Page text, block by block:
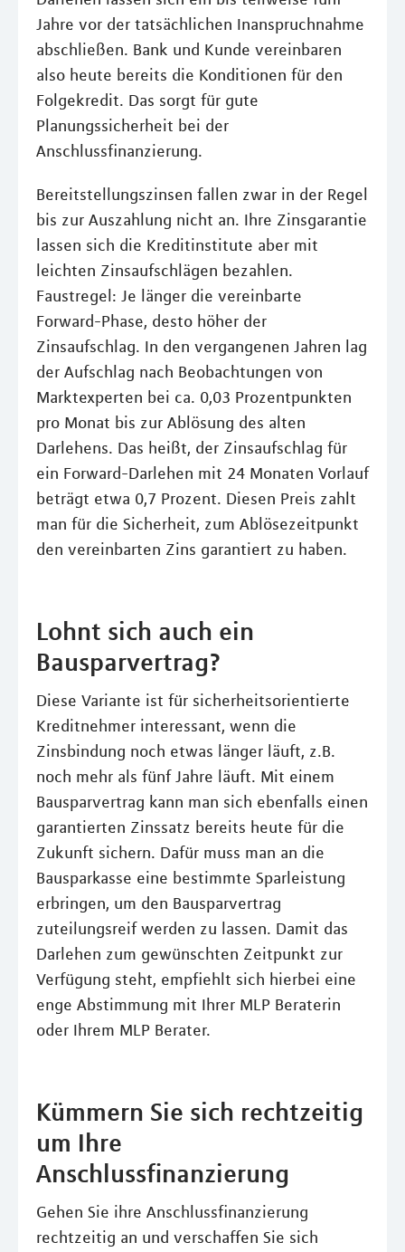
Jahre vor der tatsächlichen Inanspruchnahme
abschließen. Bank und Kunde vereinbaren
also heute bereits die Konditionen für den
Folgekredit. Das sorgt für gute
Planungssicherheit bei der
Anschlussfinanzierung.
Bereitstellungszinsen fallen zwar in der Regel
bis zur Auszahlung nicht an. Ihre Zinsgarantie
lassen sich die Kreditinstitute aber mit
leichten Zinsaufschlägen bezahlen.
Faustregel: Je länger die vereinbarte
Forward-Phase, desto höher der
Zinsaufschlag. In den vergangenen Jahren lag
der Aufschlag nach Beobachtungen von
Marktexperten bei ca. 0,03 Prozentpunkten
pro Monat bis zur Ablösung des alten
Darlehens. Das heißt, der Zinsaufschlag für
ein Forward-Darlehen mit 24 Monaten Vorlauf
beträgt etwa 0,7 Prozent. Diesen Preis zahlt
man für die Sicherheit, zum Ablösezeitpunkt
den vereinbarten Zins garantiert zu haben.
Lohnt sich auch ein
Bausparvertrag?
Diese Variante ist für sicherheitsorientierte
Kreditnehmer interessant, wenn die
Zinsbindung noch etwas länger läuft, z.B.
noch mehr als fünf Jahre läuft. Mit einem
Bausparvertrag kann man sich ebenfalls einen
garantierten Zinssatz bereits heute für die
Zukunft sichern. Dafür muss man an die
Bausparkasse eine bestimmte Sparleistung
erbringen, um den Bausparvertrag
zuteilungsreif werden zu lassen. Damit das
Darlehen zum gewünschten Zeitpunkt zur
Verfügung steht, empfiehlt sich hierbei eine
enge Abstimmung mit Ihrer MLP Beraterin
oder Ihrem MLP Berater.
Kümmern Sie sich rechtzeitig
um Ihre
Anschlussfinanzierung
Gehen Sie ihre Anschlussfinanzierung
rechtzeitig an und verschaffen Sie sich